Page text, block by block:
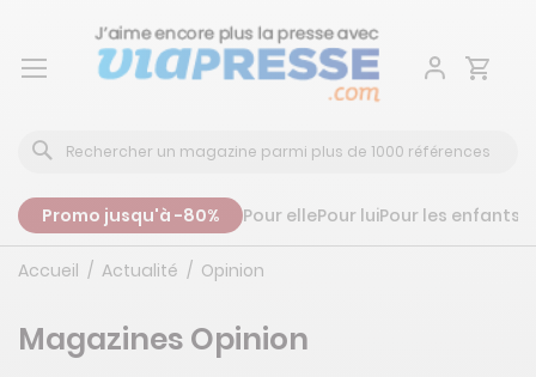
Aller
Promo jusqu'à -80% Pour ellePour luiPour les enfants
Accueil Actualité Opinion
Magazines Opinion